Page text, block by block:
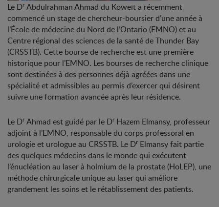
Le DrAbdulrahman Ahmad du Koweït a récemment
commencé un stage de chercheur-boursier d’une année à
l’École de médecine du Nord de l’Ontario (EMNO) et au
Centre régional des sciences de la santé de Thunder Bay
(CRSSTB). Cette bourse de recherche est une première
historique pour l’EMNO. Les bourses de recherche clinique
sont destinées à des personnes déjà agréées dans une
spécialité et admissibles au permis d’exercer qui désirent
suivre une formation avancée après leur résidence.
Le DrAhmad est guidé par le DrHazem Elmansy, professeur
adjoint à l’EMNO, responsable du corps professoral en
urologie et urologue au CRSSTB. Le DrElmansy fait partie
des quelques médecins dans le monde qui exécutent
l’énucléation au laser à holmium de la prostate (HoLEP), une
méthode chirurgicale unique au laser qui améliore
grandement les soins et le rétablissement des patients.